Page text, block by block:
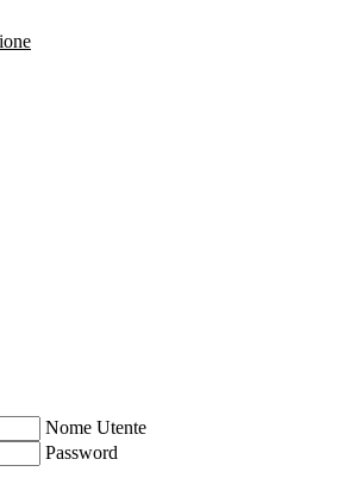
Nome Utente
Password